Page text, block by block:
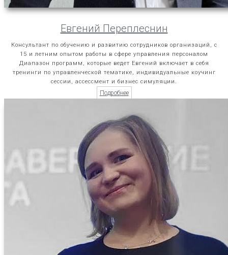
Евгений Переплеснин
Консультант по обучению и развитию сотрудников организаций, с
15 и летним опытом работы в сфере управления персоналом
Диапазон программ, которые ведет Евгений включает в себя
тренинги по управленческой тематике, индивидуальные коучинг
сессии, ассессмент и бизнес симуляции.
Подробнее